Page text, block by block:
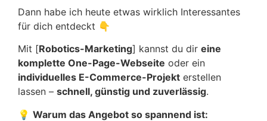
Dann habe ich heute etwas wirklich Interessantes
für dich entdeckt 👇
Mit [Robotics-Marketing] kannst du dir eine
komplette One-Page-Webseite oder ein
individuelles E-Commerce-Projekt erstellen
lassen – schnell, günstig und zuverlässig.
💡 Warum das Angebot so spannend ist: